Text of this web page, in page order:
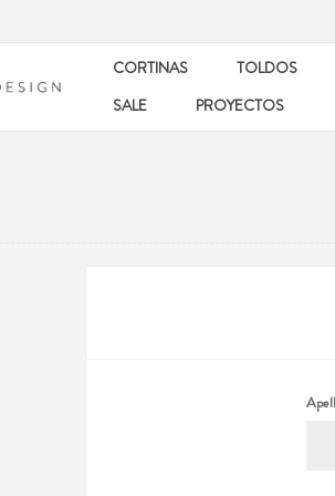
CORTINAS TOLDOS
SALE
PROYECTOS